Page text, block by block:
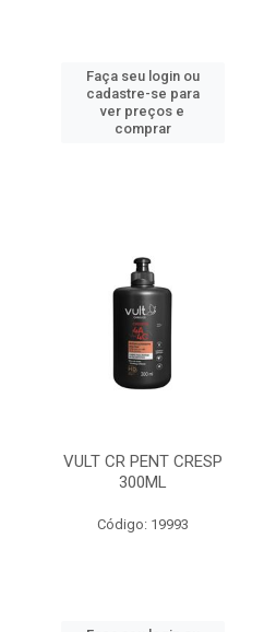
Faça seu login ou
cadastre-se para
ver preços e
comprar
VULT CR PENT CRESP
300ML
Código: 19993